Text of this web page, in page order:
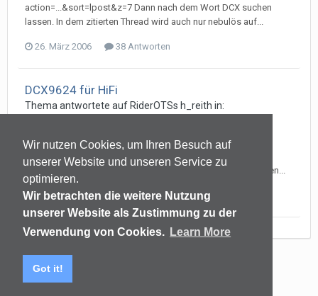
Wir nutzen Cookies, um Ihren Besuch auf
unserer Website und unseren Service zu
optimieren.
Wir betrachten die weitere Nutzung
unserer Website als Zustimmung zu der
Verwendung von Cookies. Learn More
Got it!
action=...&sort=lpost&z=7 Dann nach dem Wort DCX suchen
lassen. In dem zitierten Thread wird auch nur nebulös auf...
26. März 2006 38 Antworten
DCX9624 für HiFi
Thema antwortete auf RiderOTSs h_reith in:
Hi, habe in einem Nachbarforum gelesen, daß die
Nichtlieferbarkeit der DCX2496 mit einem Patentrechtstreit
zusammenhängen soll. Da juristische Mühlen langsam mahlen...
26. März 2006 38 Antworten
Sprachen